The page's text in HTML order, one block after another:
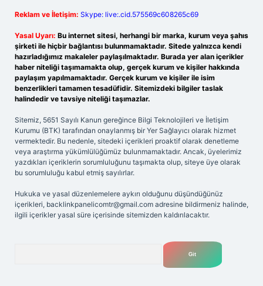
Reklam ve İletişim: Skype: live:.cid.575569c608265c69
Yasal Uyarı: Bu internet sitesi, herhangi bir marka, kurum veya şahıs
şirketi ile hiçbir bağlantısı bulunmamaktadır. Sitede yalnızca kendi
hazırladığımız makaleler paylaşılmaktadır. Burada yer alan içerikler
haber niteliği taşımamakta olup, gerçek kurum ve kişiler hakkında
paylaşım yapılmamaktadır. Gerçek kurum ve kişiler ile isim
benzerlikleri tamamen tesadüfidir. Sitemizdeki bilgiler taslak
halindedir ve tavsiye niteliği taşımazlar.
Sitemiz, 5651 Sayılı Kanun gereğince Bilgi Teknolojileri ve İletişim
Kurumu (BTK) tarafından onaylanmış bir Yer Sağlayıcı olarak hizmet
vermektedir. Bu nedenle, sitedeki içerikleri proaktif olarak denetleme
veya araştırma yükümlülüğümüz bulunmamaktadır. Ancak, üyelerimiz
yazdıkları içeriklerin sorumluluğunu taşımakta olup, siteye üye olarak
bu sorumluluğu kabul etmiş sayılırlar.
Hukuka ve yasal düzenlemelere aykırı olduğunu düşündüğünüz
içerikleri, backlinkpanelicomtr@gmail.com adresine bildirmeniz halinde,
ilgili içerikler yasal süre içerisinde sitemizden kaldırılacaktır.